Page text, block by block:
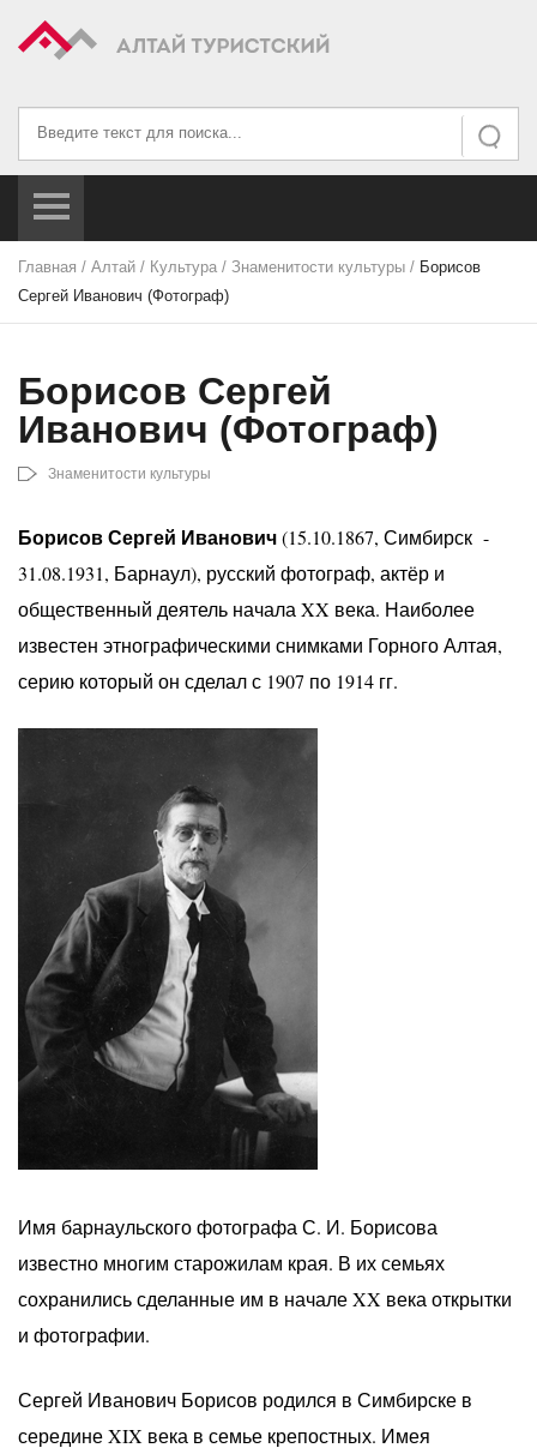
Искать
Искать...
Главная / Алтай / Культура / Знаменитости культуры / Борисов
Сергей Иванович (Фотограф)
Борисов Сергей
Иванович (Фотограф)
Знаменитости культуры
Борисов Сергей Иванович(15.10.1867, Симбирск -
31.08.1931, Барнаул), русский фотограф, актёр и
общественный деятель начала XX века. Наиболее
известен этнографическими снимками Горного Алтая,
серию который он сделал с 1907 по 1914 гг.
Имя барнаульского фотографа С. И. Борисова
известно многим старожилам края. В их семьях
сохранились сделанные им в начале XX века открытки
и фотографии.
Сергей Иванович Борисов родился в Симбирске в
середине XIX века в семье крепостных. Имея